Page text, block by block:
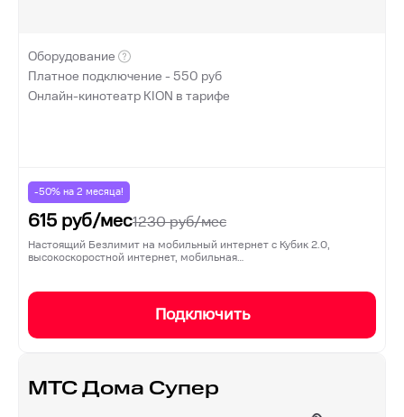
Оборудование
Платное подключение -550 руб
Онлайн-кинотеатр KION в тарифе
-50% на 2 месяца!
615 руб/мес1230руб/мес
Настоящий Безлимит на мобильный интернет с Кубик 2.0,
высокоскоростной интернет, мобильная…
Подключить
МТС Дома Супер